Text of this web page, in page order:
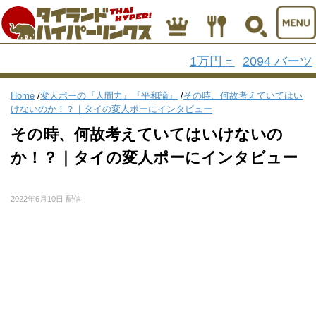
1万円 = 2094 バーツ
Home /変人ポーの『人間力』『平和論』 /その時、何故考えていてはい
けないのか！？｜タイの変人ポーにインタビュー
その時、何故考えていてはいけないの
か！？｜タイの変人ポーにインタビュー
2022年6月10日 配信